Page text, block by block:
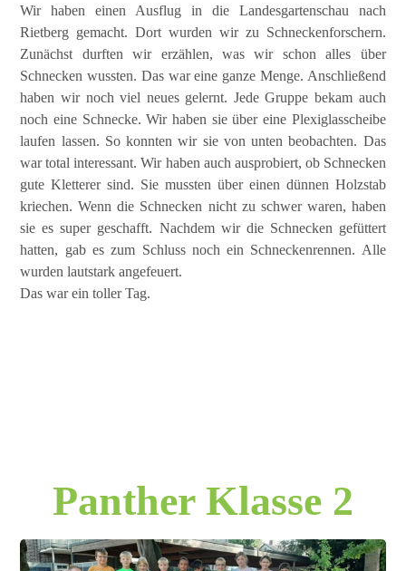
Wir haben einen Ausflug in die Landesgartenschau nach
Rietberg gemacht. Dort wurden wir zu Schneckenforschern.
Zunächst durften wir erzählen, was wir schon alles über
Schnecken wussten. Das war eine ganze Menge. Anschließend
haben wir noch viel neues gelernt. Jede Gruppe bekam auch
noch eine Schnecke. Wir haben sie über eine Plexiglasscheibe
laufen lassen. So konnten wir sie von unten beobachten. Das
war total interessant. Wir haben auch ausprobiert, ob Schnecken
gute Kletterer sind. Sie mussten über einen dünnen Holzstab
kriechen. Wenn die Schnecken nicht zu schwer waren, haben
sie es super geschafft. Nachdem wir die Schnecken gefüttert
hatten, gab es zum Schluss noch ein Schneckenrennen. Alle
wurden lautstark angefeuert.
Das war ein toller Tag.
Panther Klasse 2